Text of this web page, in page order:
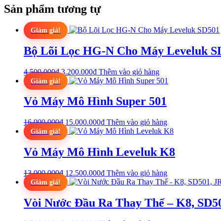
Sản phẩm tương tự
Giảm giá!
Bộ Lõi Lọc HG-N Cho Máy Leveluk
4.500.000₫Giá
gốc
là:
4.500.000₫.
3.200.000₫Giá
hiện
là:
3.200.000₫.
Thêm vào giỏ hàng
Giảm giá!
Vỏ Máy Mô Hình Super 501
16.000.000₫ Giá
gốc
là:
16.000.000₫.
15.000.000₫Giá
hiện
là:
15.000.000₫.
Thêm vào giỏ hàng
Giảm giá!
Vỏ Máy Mô Hình Leveluk K8
13.000.000₫ Giá
gốc
là:
13.000.000₫.
12.500.000₫Giá
hiện
là:
12.500.000₫.
Thêm vào giỏ hàng
Giảm giá!
Vòi Nước Đầu Ra Thay Thế – K8,